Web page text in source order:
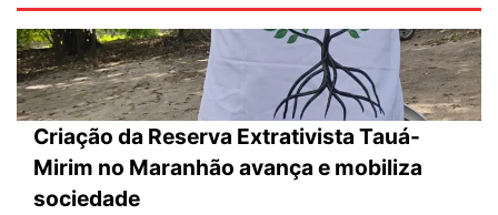
Criação da Reserva Extrativista Tauá-
Mirim no Maranhão avança e mobiliza
sociedade